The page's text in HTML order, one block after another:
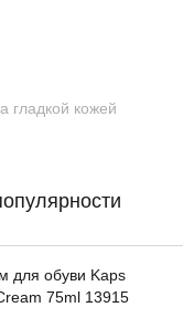
гладкой кожей